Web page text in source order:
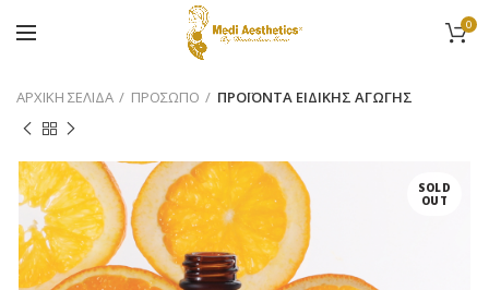
0
ΑΡΧΙΚΉ ΣΕΛΊΔΑ ΠΡΟΣΩΠΟ ΠΡΟΪΟΝΤΑ ΕΙΔΙΚΗΣ ΑΓΩΓΗΣ
SOLD
OUT